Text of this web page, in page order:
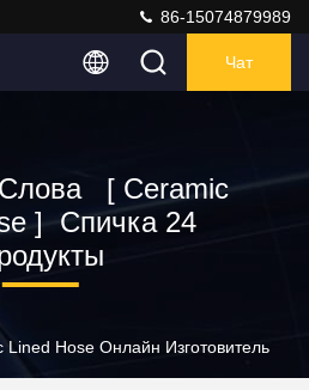
86-15074879989
Чат
[ Ceramic
] Спичка 24
Lined Hose Онлайн Изготовитель